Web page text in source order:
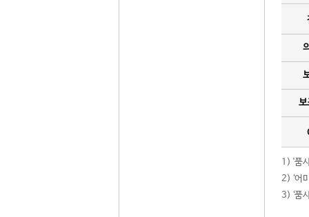
보
1) '품
2) ‘어
3) ‘품